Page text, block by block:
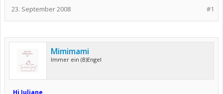
#1
23. September 2008
Mimimami
Immer ein (B)Engel
Hi Juliane,